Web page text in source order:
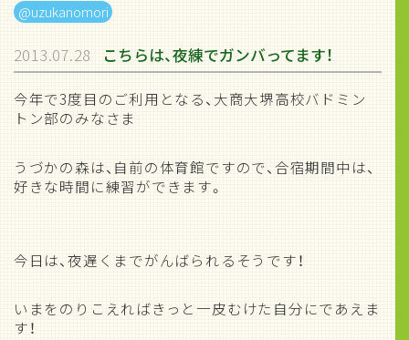
@uzukanomori
2013.07.28 こちらは、夜練でガンバってます！
今年で3度目のご利用となる、大商大堺高校バドミン
トン部のみなさま
うづかの森は、自前の体育館ですので、合宿期間中は、
好きな時間に練習ができます。
今日は、夜遅くまでがんばられるそうです！
いまをのりこえればきっと一皮むけた自分にであえま
す！